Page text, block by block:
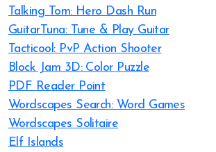
Talking Tom: Hero Dash Run
GuitarTuna: Tune & Play Guitar
Tacticool: PvP Action Shooter
Block Jam 3D: Color Puzzle
PDF Reader Point
Wordscapes Search: Word Games
Wordscapes Solitaire
Elf Islands